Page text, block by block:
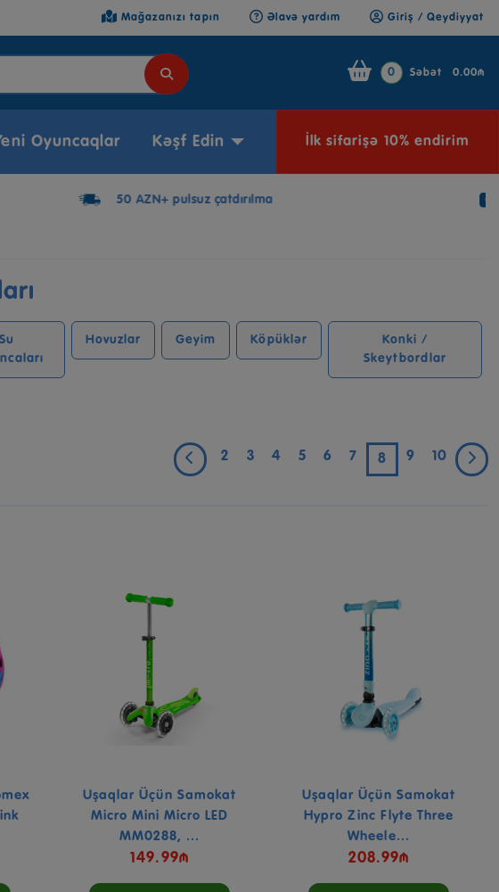
Mağazanızı tapın Əlavə yardım Giriş / Qeydiyyat
0 Səbət 0.00₼
Oyuncaqlar Kəşf Edin İlk sifarişə 10% endirim
Elektron Hədiyyə Kartı
Su
Hovuzlar Geyim Köpüklər
Konki /
Skeytbordlar
2 3 4 5 6 7 8 9 10
Uşaqlar Üçün Samokat
Micro Mini Micro LED
MM0288, ...
149.99₼
Uşaqlar Üçün Samokat
Hypro Zinc Flyte Three
Wheele...
208.99₼